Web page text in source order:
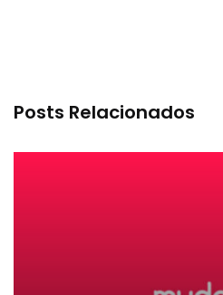
Posts Relacionados